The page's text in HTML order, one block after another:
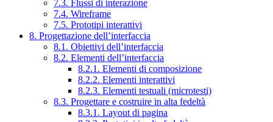
7.3. Flussi di interazione
7.4. Wireframe
7.5. Prototipi interattivi
8. Progettazione dell’interfaccia
8.1. Obiettivi dell’interfaccia
8.2. Elementi dell’interfaccia
8.2.1. Elementi di composizione
8.2.2. Elementi interattivi
8.2.3. Elementi testuali (microtesti)
8.3. Progettare e costruire in alta fedeltà
8.3.1. Layout di pagina